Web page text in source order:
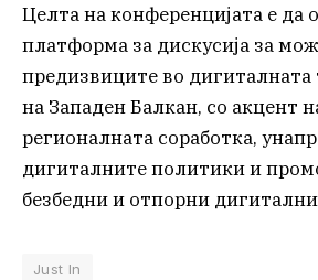
Целта на конференцијата е да
платформа за дискусија за
предизвиците во дигиталната
на Западен Балкан, со акцент
регионалната соработка,
дигиталните политики и
безбедни и отпорни
Just In